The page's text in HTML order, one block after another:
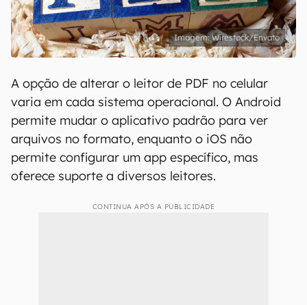
Wirestock/Envato
A opção de alterar o leitor de PDF no celular
varia em cada sistema operacional. O Android
permite mudar o aplicativo padrão para ver
arquivos no formato, enquanto o iOS não
permite configurar um app específico, mas
oferece suporte a diversos leitores.
CONTINUA APÓS A PUBLICIDADE